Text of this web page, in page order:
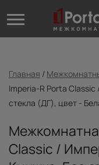
Главная /
Imperia-R Porta
стекла (ДГ), цвет -
Classic /